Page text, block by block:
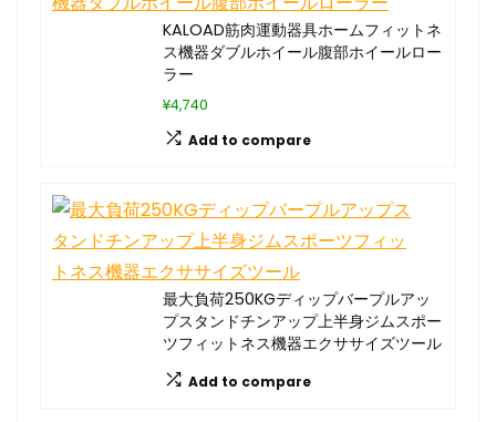
KALOAD筋肉運動器具ホームフィットネ
ス機器ダブルホイール腹部ホイールロー
ラー
¥4,740
Add to compare
最大負荷250KGディップバープルアッ
プスタンドチンアップ上半身ジムスポー
ツフィットネス機器エクササイズツール
Add to compare